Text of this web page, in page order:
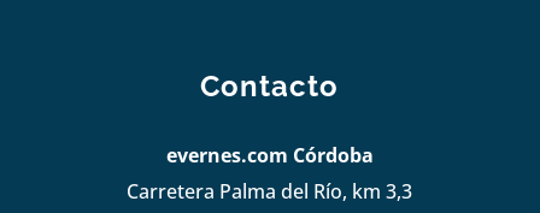
Contacto
evernes.com Córdoba
Carretera Palma del Río, km 3,3